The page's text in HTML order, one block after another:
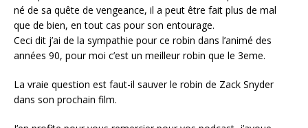
né de sa quête de vengeance, il a peut être fait plus de mal
que de bien, en tout cas pour son entourage.
Ceci dit j’ai de la sympathie pour ce robin dans l’animé des
années 90, pour moi c’est un meilleur robin que le 3eme.
La vraie question est faut-il sauver le robin de Zack Snyder
dans son prochain film.